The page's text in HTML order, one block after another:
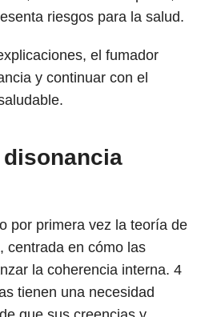
riesgos para la salud.
el fumador
y continuar con el
por primera vez la teoría de
centrada en cómo las
la coherencia interna. 4
tienen una necesidad